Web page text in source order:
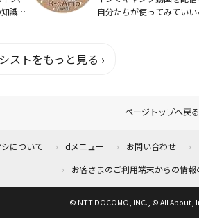
識と
自分たちが使ってみてい
ストをもっと見る ›
ページトップへ戻る
について dメニュー お問い合わせ
お客さまのご利用端末からの情
© NTT DOCOMO, INC., © All About,